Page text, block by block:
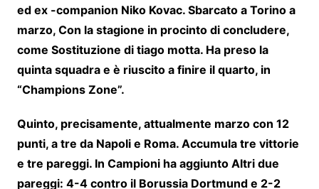
ed ex -companion Niko Kovac. Sbarcato a Torino a
marzo,Con la stagione in procinto di concludere,
come Sostituzione di tiago motta. Ha preso la
quinta squadra e è riuscito a finire il quarto,in
“Champions Zone”.
Quinto, precisamente, attualmente marzo con 12
punti,a tre da Napoli e Roma. Accumula tre vittorie
e tre pareggi. In Campioniha aggiunto Altri due
pareggi: 4-4 contro il Borussia Dortmund e 2-2